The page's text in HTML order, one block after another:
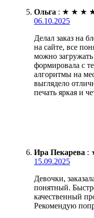
Ольга : ★ ★ ★
06.10.2025
Делал заказ на
на сайте, все
можно
формировала с
алгоритмы на
выглядело
печать яркая и
Ира Пекарева :
15.09.2025
Девочки,
понятный.
качественный
Рекомендую